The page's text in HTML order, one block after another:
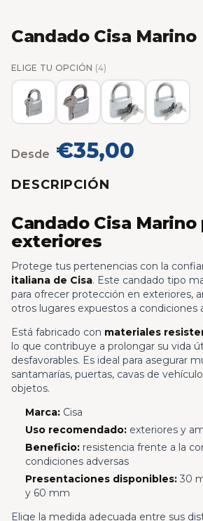
Candado Cisa Marino
ELIGE TU OPCIÓN (4)
Desde €35,00
DESCRIPCIÓN
Candado Cisa Marino
exteriores
Protege tus pertenencias con la
italiana de Cisa. Este candado tipo
para ofrecer protección en exteriores,
otros lugares expuestos a condiciones
Está fabricado con materiales
lo que contribuye a prolongar su vida
desfavorables. Es ideal para asegurar
santamarías, puertas, cavas de
objetos.
Marca:Cisa
Uso recomendado:exteriores y
Beneficio:resistencia frente a la
condiciones adversas
Presentaciones disponibles:30
y 60 mm
Elige la medida adecuada entre sus